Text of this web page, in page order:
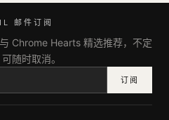
邮件订阅
Chrome Hearts 精选推荐，不定
随时取消。
订阅